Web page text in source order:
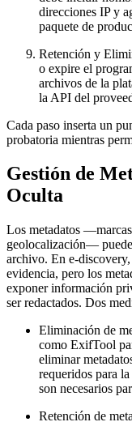
direcciones IP y
paquete de
Retención y
o expire el
archivos de la
la API del
Cada paso inserta un
probatoria mientras
Gestión de
Oculta
Los metadatos
geolocalización—
archivo. En
evidencia, pero los
exponer información
ser redactados. Dos
Eliminación de
como ExifTool
eliminar
requeridos para
son necesarios
Retención de